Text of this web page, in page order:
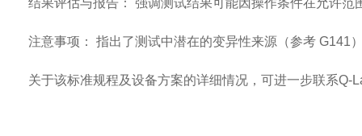
结果评估与报告： 强调测试结果可能因操作条件在允许
注意事项： 指出了测试中潜在的变异性来源（参考 G141
关于该标准规程及设备方案的详细情况，可进一步联系Q-